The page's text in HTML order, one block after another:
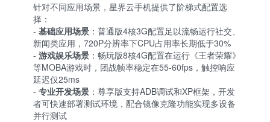
针对不同应用场景，星界云手机提供了阶梯式配置选
择：
- 基础应用场景 ：普通版4核3G配置足以流畅运行社交、
新闻类应用，720P分辨率下CPU占用率长期低于30%
- 游戏娱乐场景 ：畅玩版8核4G配置在运行《王者荣耀》
等MOBA游戏时，团战帧率稳定在55-60fps，触控响应
延迟仅25ms
- 专业开发场景 ：尊享版支持ADB调试和XP框架，开发
者可快速部署测试环境，配合镜像克隆功能实现多设备
并行测试